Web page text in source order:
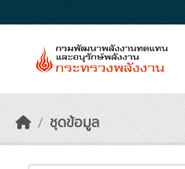
ชุดข้อมูล